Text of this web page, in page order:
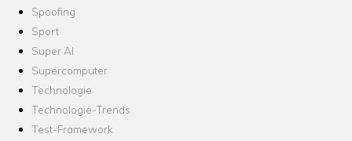
Spoofing
Sport
Super AI
Supercomputer
Technologie
Technologie-Trends
Test-Framework